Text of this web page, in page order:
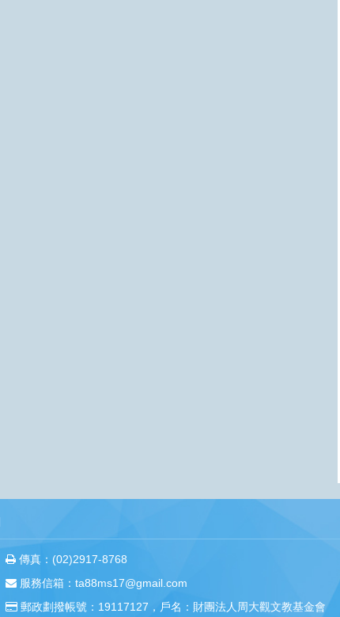
傳真：(02)2917-8768
服務信箱：ta88ms17@gmail.com
郵政劃撥帳號：19117127，戶名：財團法人周大觀文教基金會